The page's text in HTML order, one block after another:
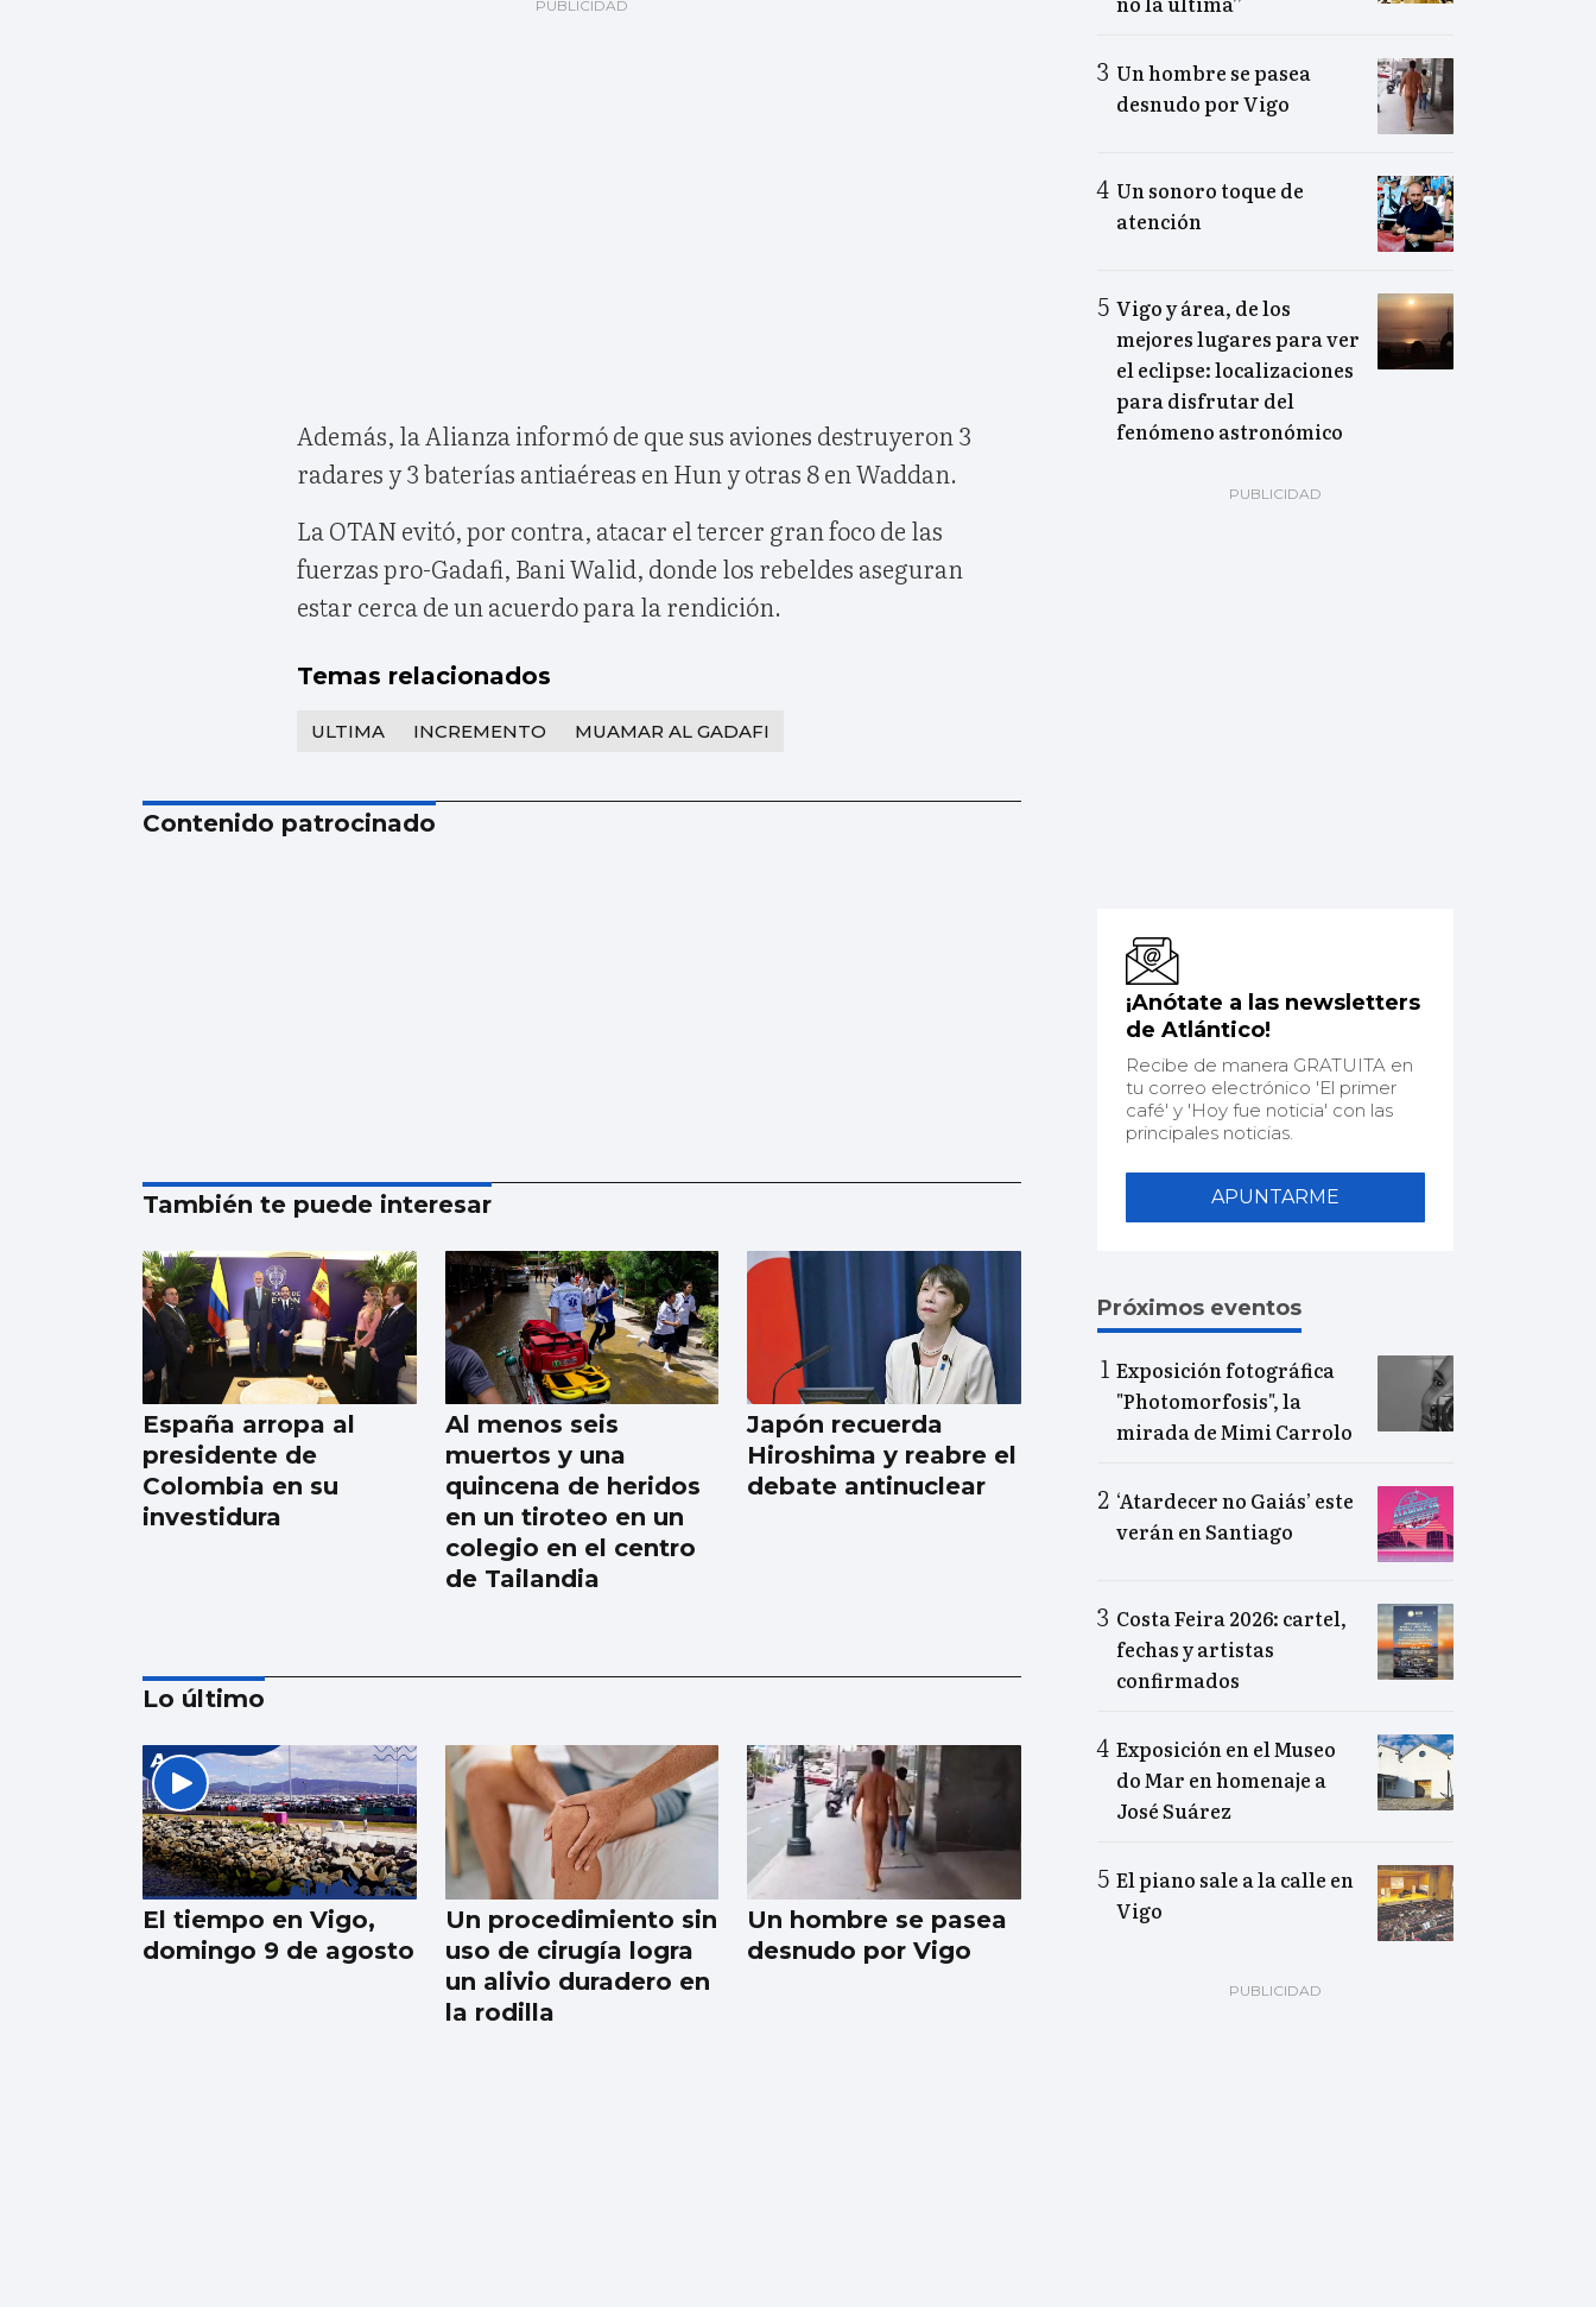
Además, la Alianza informó de que sus aviones destruyeron 3
radares y 3 baterías antiaéreas en Hun y otras 8 en Waddan.
La OTAN evitó, por contra, atacar el tercer gran foco de las
fuerzas pro-Gadafi, Bani Walid, donde los rebeldes aseguran
estar cerca de un acuerdo para la rendición.
Temas relacionados
ULTIMA INCREMENTO MUAMAR AL GADAFI
Contenido patrocinado
También te puede interesar
España arropa al
presidente de
Colombia en su
investidura
Al menos seis
muertos y una
quincena de heridos
en un tiroteo en un
colegio en el centro
de Tailandia
Japón recuerda
Hiroshima y reabre el
debate antinuclear
Trump amenaza con
un golpe “muy duro”
si Ormuz no abre
Lo último
El tiempo en Vigo,
domingo 9 de agosto
Un procedimiento sin
uso de cirugía logra
un alivio duradero en
la rodilla
Un hombre se pasea
desnudo por Vigo
Un hombre se pasea
desnudo por Vigo
Un sonoro toque de
atención
Vigo y área, de los
mejores lugares para ver
el eclipse: localizaciones
para disfrutar del
fenómeno astronómico
¡Anótate a las newsletters
de Atlántico!
Recibe de manera GRATUITA en
tu correo electrónico 'El primer
café' y 'Hoy fue noticia' con las
principales noticias.
APUNTARME
Próximos eventos
Exposición fotográfica
"Photomorfosis", la
mirada de Mimi Carrolo
‘Atardecer no Gaiás’ este
verán en Santiago
Costa Feira 2026: cartel,
fechas y artistas
confirmados
Exposición en el Museo
do Mar en homenaje a
José Suárez
El piano sale a la calle en
Vigo